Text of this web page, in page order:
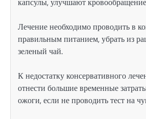
Лечение необходимо проводить в
правильным питанием, убрать из
зеленый чай.
К недостатку консервативного
отнести большие временные
ожоги, если не проводить тест на